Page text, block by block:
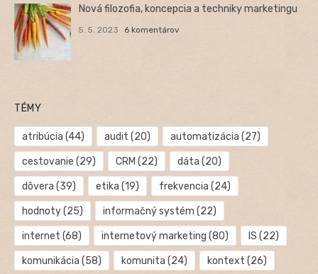
Nová filozofia, koncepcia a techniky marketingu
5. 5. 2023 6 komentárov
TÉMY
atribúcia (44) audit (20) automatizácia (27)
cestovanie (29) CRM (22) dáta (20)
dôvera (39) etika (19) frekvencia (24)
hodnoty(25) informačný systém (22)
internet (68) internetový marketing (80) IS (22)
komunikácia (58) komunita (24) kontext (26)